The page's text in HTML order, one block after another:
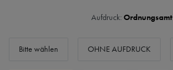
Aufdruck: Ordnungsamt
Bitte wählen OHNE AUFDRUCK